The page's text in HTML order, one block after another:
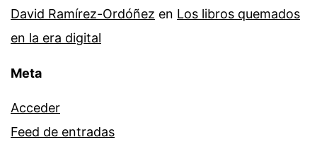
David Ramírez-Ordóñez en Los libros quemados
en la era digital
Meta
Acceder
Feed de entradas